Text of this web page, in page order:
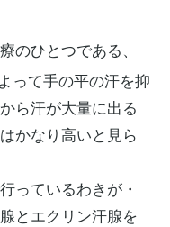
のひとつである、
って手の平の汗を抑
ら汗が大量に出る
かなり高いと見ら
っているわきが・
とエクリン汗腺を